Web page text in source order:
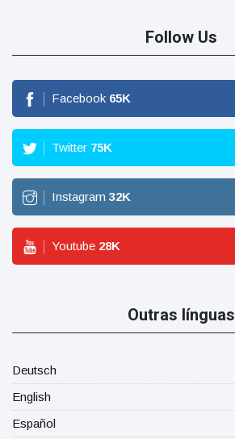
Follow Us
Facebook 65K
Twitter 75K
Instagram 32K
Youtube 28K
Outras línguas
Deutsch
English
Español